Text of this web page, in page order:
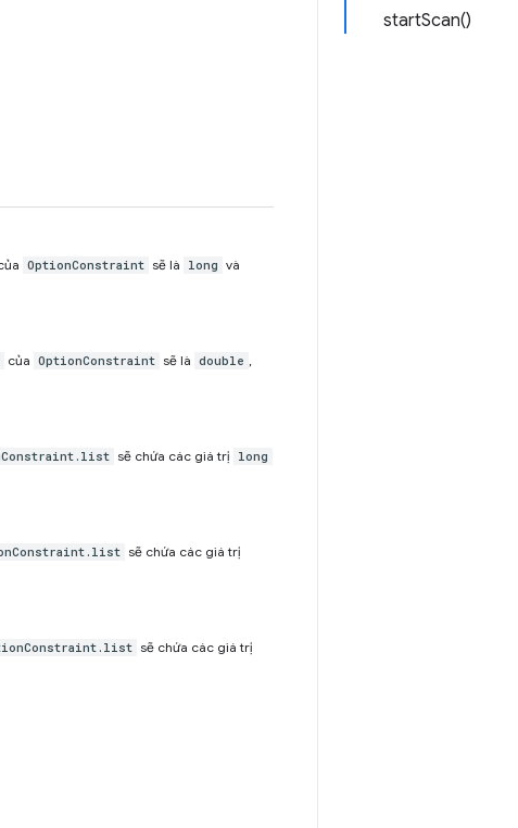
startScan()
OptionConstraint sẽ là long và
của OptionConstraint sẽ là double ,
sẽ chứa các giá trị long
sẽ chứa các giá trị
sẽ chứa các giá trị